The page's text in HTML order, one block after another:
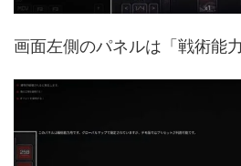
画面左側のパネルは「戦術能